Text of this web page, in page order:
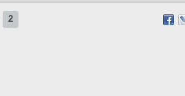
2